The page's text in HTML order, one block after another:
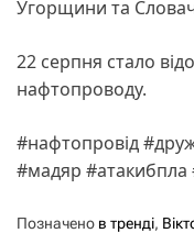
Угорщини та
22 серпня стало
нафтопроводу.
#нафтопровід
#мадяр #атакибпла
Позначено в тренді,